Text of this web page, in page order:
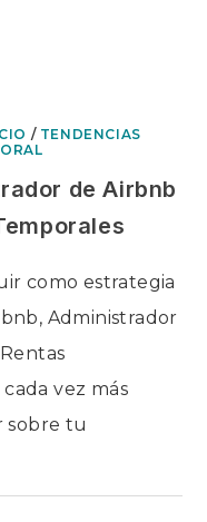
/ TENDENCIAS
de Airbnb
como estrategia
Administrador
vez más
sobre tu